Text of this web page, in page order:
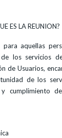
ES LA REUNION?
aquellas
los servicios
de Usuarios,
de los
cumplimiento